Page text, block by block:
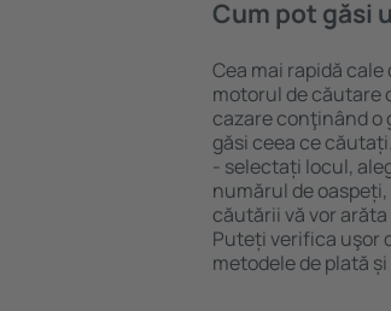
Cum pot găsi
Cea mai rapidă cale
motorul de căutare
cazare conţinând o
găsi ceea ce
- selectați locul,
numărul de
căutării vă vor
Puteți verifica uşor
metodele de plată